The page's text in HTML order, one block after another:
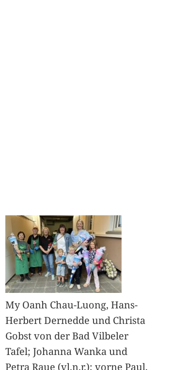
My Oanh Chau-Luong, Hans-
Herbert Dernedde und Christa
Gobst von der Bad Vilbeler
Tafel; Johanna Wanka und
Petra Raue (vl.n.r.); vorne Paul,